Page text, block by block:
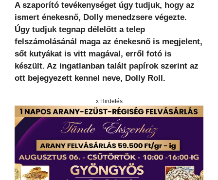
A szaporító tevékenységet úgy tudjuk, hogy az
ismert énekesnő, Dolly menedzsere végezte.
Úgy tudjuk tegnap délelőtt a telep
felszámolásánál maga az énekesnő is megjelent,
sőt kutyákat is vitt magával, erről fotó is
készült. Az ingatlanban talált papírok szerint az
ott bejegyezett kennel neve, Dolly Roll.
x Hirdetés